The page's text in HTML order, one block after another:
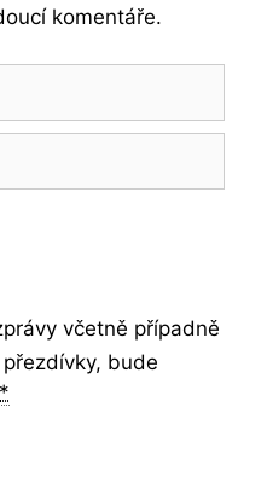
komentáře.
včetně případně
bude
*